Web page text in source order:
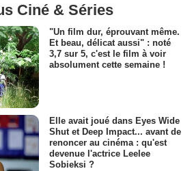
Ciné & Séries
"Un film dur, éprouvant même.
Et beau, délicat aussi" : noté
3,7 sur 5, c'est le film à voir
absolument cette semaine !
Elle avait joué dans Eyes Wide
Shut et Deep Impact... avant de
renoncer au cinéma : qu'est
devenue l'actrice Leelee
Sobieksi ?